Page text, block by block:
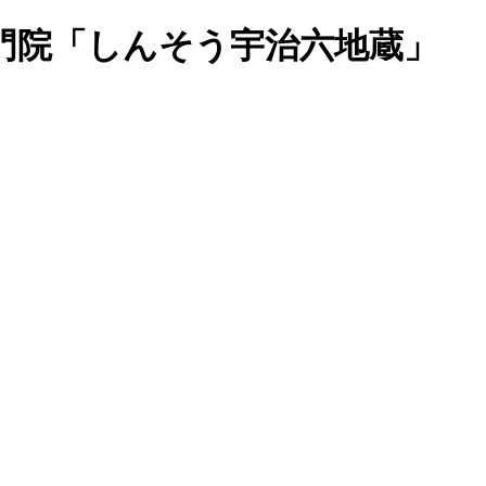
「しんそう宇治六地蔵」